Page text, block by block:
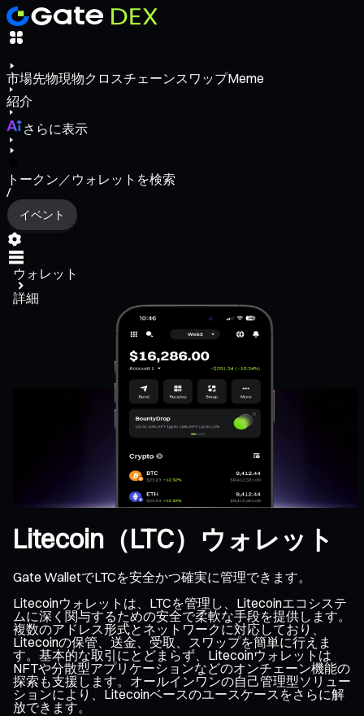
市場先物現物クロスチェーンスワップMeme
紹介
さらに表示
トークン／ウォレットを検索
/
イベント
ウォレット
詳細
Litecoin（LTC）ウォレット
Gate WalletでLTCを安全かつ確実に管理できます。
Litecoinウォレットは、LTCを管理し、Litecoinエコシステ
ムに深く関与するための安全で柔軟な手段を提供します。
複数のアドレス形式とネットワークに対応しており、
Litecoinの保管、送金、受取、スワップを簡単に行えま
す。基本的な取引にとどまらず、Litecoinウォレットは
NFTや分散型アプリケーションなどのオンチェーン機能の
探索も支援します。オールインワンの自己管理型ソリュー
ションにより、Litecoinベースのユースケースをさらに解
放できます。